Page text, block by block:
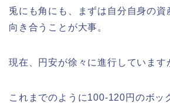
兎にも角にも、まずは自分自身の資
向き合うことが大事。
現在、円安が徐々に進行しています
これまでのように100-120円のボッ